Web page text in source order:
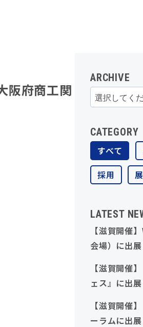
阪府商工関
ARCHIVE
CATEGORY
すべて
採用
LATEST
【滋賀開催
会場）に出展
【滋賀開催
ェス』に出
【滋賀開催
ーラムに出